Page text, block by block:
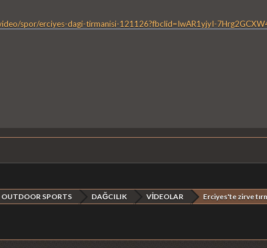
spor/erciyes-dagi-tirmanisi-121126?fbclid=IwAR1yjyI-
SPORTS DAĞCILIK VİDEOLAR Erciyes'te zirve